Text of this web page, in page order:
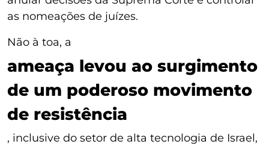
as nomeações de juízes.
Não à toa, a
ameaça levou ao surgimento
de um poderoso movimento
de resistência
, inclusive do setor de alta tecnologia de Israel,